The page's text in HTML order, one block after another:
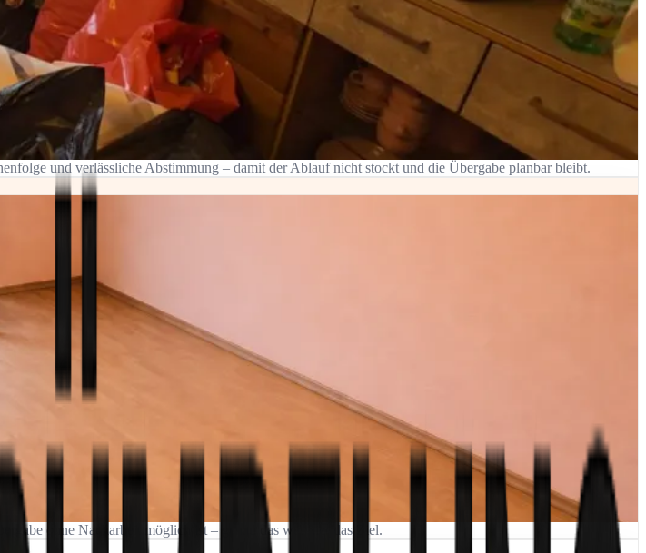
und verlässliche Abstimmung – damit der Ablauf nicht stockt und die Übergabe planbar bleibt.
ohne Nacharbeit möglich ist – genau das war hier das Ziel.